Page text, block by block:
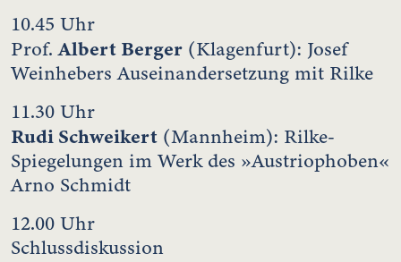
10.45 Uhr
Prof.Albert Berger (Klagenfurt): Josef
Weinhebers Auseinandersetzung mit Rilke
11.30 Uhr
Rudi Schweikert (Mannheim): Rilke-
Spiegelungen im Werk des »Austriophoben«
Arno Schmidt
12.00 Uhr
Schlussdiskussion